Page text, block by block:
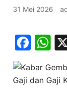
31 Mei 2026